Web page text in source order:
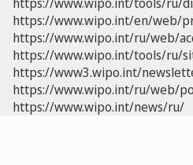
https://www.wipo.int/en/web/
https://www.wipo.int/ru/web/
https://www.wipo.int/tools/ru/
https://www3.wipo.int/
https://www.wipo.int/ru/web/
https://www.wipo.int/news/ru/